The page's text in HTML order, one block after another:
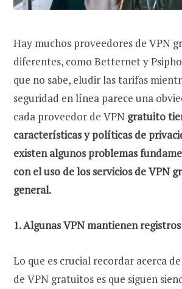
Hay muchos proveedores de VPN
diferentes, como Betternet y
que no sabe, eludir las tarifas
seguridad en línea parece una
cada proveedor de VPN gratuito
características y políticas de
existen algunos problemas
con el uso de los servicios de VPN
general.
1. Algunas VPN mantienen registros
Lo que es crucial recordar acerca
de VPN gratuitos es que siguen